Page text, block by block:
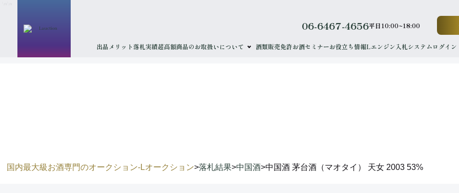
出品メリット落札実績超高額商品のお取扱いについて 酒類販売免許お酒セミナーお役立ち情報Lエンジン入札システムログイン
06-6467-4656平日10:00~18:00
国内最大級お酒専門のオークション-Lオークション>落札結果>中国酒>中国酒 茅台酒（マオタイ） 天女 2003 53%